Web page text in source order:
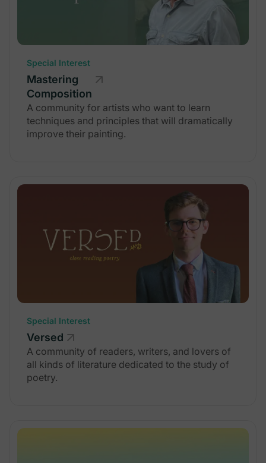
Special Interest
Mastering
Composition
A community for artists who want to learn
techniques and principles that will dramatically
improve their painting.
Special Interest
Versed
A community of readers, writers, and lovers of
all kinds of literature dedicated to the study of
poetry.